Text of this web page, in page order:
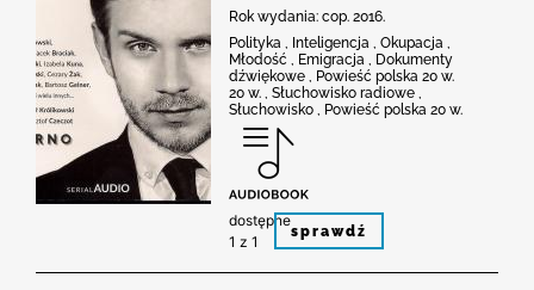
Rok wydania: cop. 2016.
Polityka , Inteligencja , Okupacja ,
Młodość , Emigracja , Dokumenty
dźwiękowe , Powieść polska 20 w.
20 w. , Słuchowisko radiowe ,
Słuchowisko , Powieść polska 20 w.
dostępne
1 z 1
sprawdź